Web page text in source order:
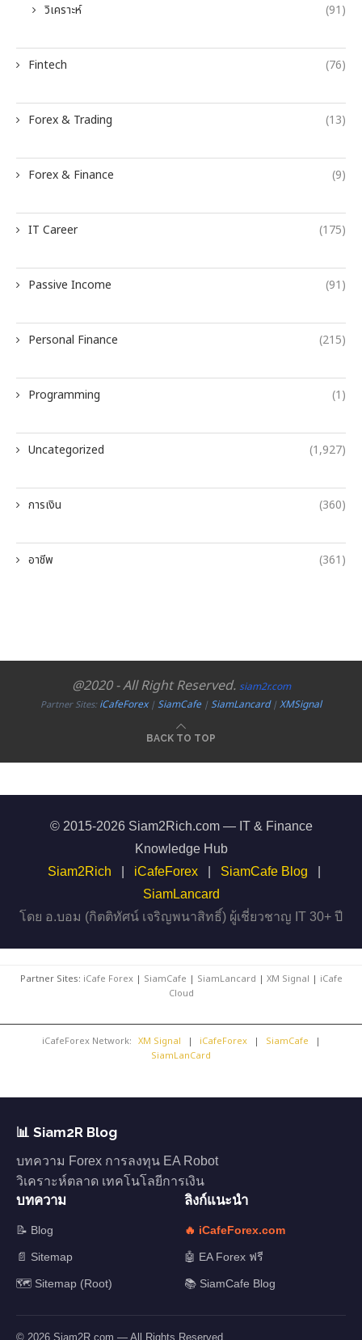
วิเคราะห์ (91)
Fintech (76)
Forex & Trading (13)
Forex & Finance (9)
IT Career (175)
Passive Income (91)
Personal Finance (215)
Programming (1)
Uncategorized (1,927)
การเงิน (360)
อาชีพ (361)
@2020 - All Right Reserved. siam2r.com
Partner Sites:iCafeForex|SiamCafe|SiamLancard|XMSignal
BACK TO TOP
© 2015-2026 Siam2Rich.com — IT & Finance
Knowledge Hub
Siam2Rich
iCafeForex SiamCafe Blog
SiamLancard
โดย อ.บอม (กิตติทัศน์ เจริญพนาสิทธิ์) ผู้เชี่ยวชาญ IT 30+ ปี
Partner Sites: iCafe Forex| SiamCafe | SiamLancard | XM Signal | iCafe
Cloud
iCafeForex Network: XM Signal | iCafeForex | SiamCafe
|
SiamLanCard
📊 Siam2R Blog
บทความ Forex การลงทุน EA Robot
วิเคราะห์ตลาด เทคโนโลยีการเงิน
บทความ
📝 Blog
📄 Sitemap
🗺️ Sitemap (Root)
ลิงก์แนะนำ
🔥 iCafeForex.com
🤖 EA Forex ฟรี
📚 SiamCafe Blog
© 2026 Siam2R.com — All Rights Reserved